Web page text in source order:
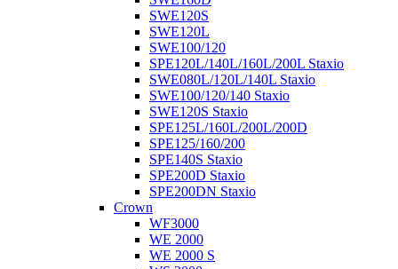
SWE120S
SWE120L
SWE100/120
SPE120L/140L/160L/200L Staxio
SWE080L/120L/140L Staxio
SWE100/120/140 Staxio
SWE120S Staxio
SPE125L/160L/200L/200D
SPE125/160/200
SPE140S Staxio
SPE200D Staxio
SPE200DN Staxio
Crown
WF3000
WE 2000
WE 2000 S